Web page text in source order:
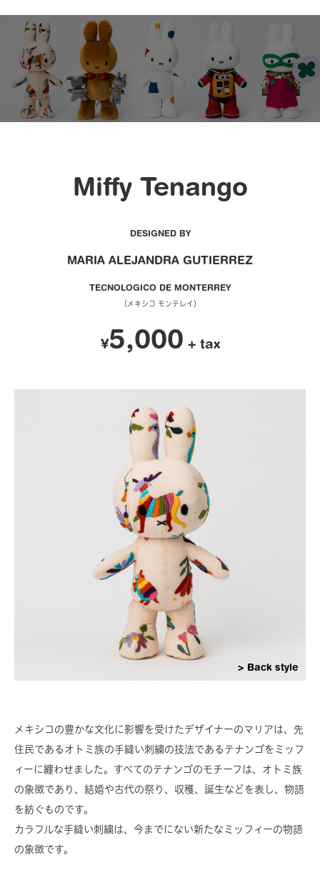
Miffy Tenango
DESIGNED BY
MARIA ALEJANDRA GUTIERREZ
TECNOLOGICO DE MONTERREY
（メキシコ モンテレイ）
¥5,000 + tax
Back style
メキシコの豊かな文化に影響を受けたデザイナーのマリアは、先
住民であるオトミ族の手縫い刺繍の技法であるテナンゴをミッフ
ィーに纏わせました。すべてのテナンゴのモチーフは、オトミ族
の象徴であり、結婚や古代の祭り、収穫、誕生などを表し、物語
を紡ぐものです。
カラフルな手縫い刺繍は、今までにない新たなミッフィーの物語
の象徴です。